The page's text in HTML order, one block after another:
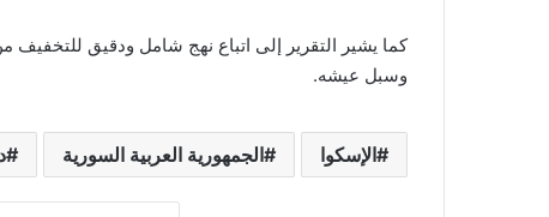
كما يشير التقرير إلى اتباع نهج شامل ودقيق للتخفيف
وسبل عيشه.
الإسكوا الجمهورية العربية السورية